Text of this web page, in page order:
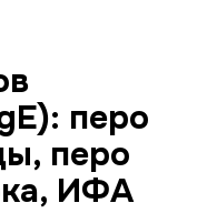
перо
перо
ИФА